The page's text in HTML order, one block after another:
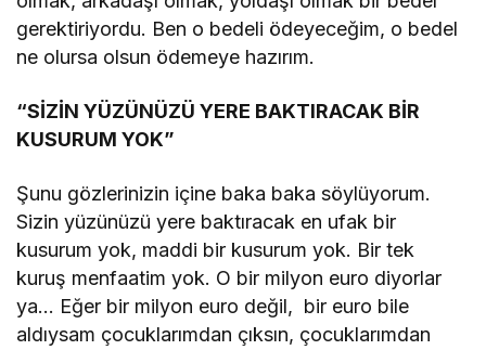
gerektiriyordu. Ben o bedeli ödeyeceğim, o bedel
ne olursa olsun ödemeye hazırım.
“SİZİN YÜZÜNÜZÜ YERE BAKTIRACAK BİR
KUSURUM YOK”
Şunu gözlerinizin içine baka baka söylüyorum.
Sizin yüzünüzü yere baktıracak en ufak bir
kusurum yok, maddi bir kusurum yok. Bir tek
kuruş menfaatim yok. O bir milyon euro diyorlar
ya… Eğer bir milyon euro değil, bir euro bile
aldıysam çocuklarımdan çıksın, çocuklarımdan